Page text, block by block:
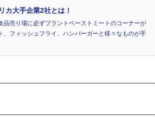
カ大手企業2社とは！
売り場に必ずプラントベーストミートのコーナーが
フィッシュフライ、ハンバーガーと様々なものが手